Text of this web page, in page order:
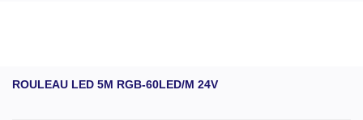
ROULEAU LED 5M RGB-60LED/M 24V